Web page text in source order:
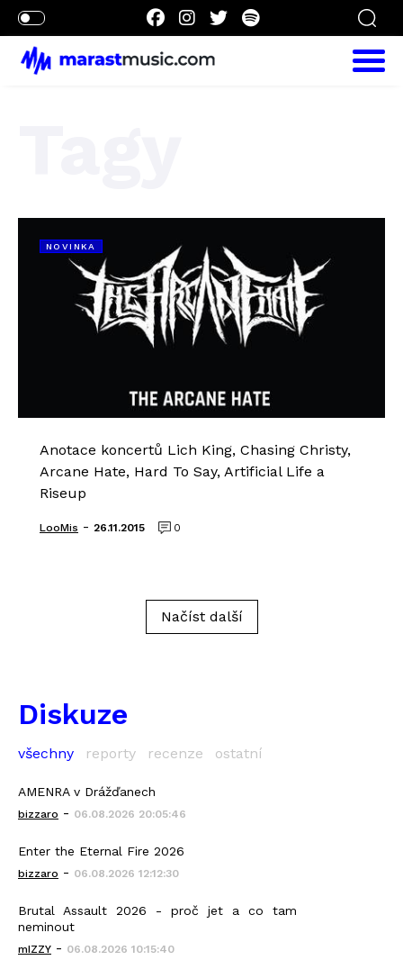
NOVINKA
Anotace koncertů Lich King, Chasing Christy,
Arcane Hate, Hard To Say, Artificial Life a
Riseup
LooMis - 26.11.2015 0
Načíst další
Diskuze
všechny reporty recenze ostatní
AMENRA v Drážďanech
bizzaro - 06.08.2026 20:05:46
Enter the Eternal Fire 2026
bizzaro - 06.08.2026 12:12:30
Brutal Assault 2026 - proč jet a co tam
neminout
mIZZY - 06.08.2026 10:15:40